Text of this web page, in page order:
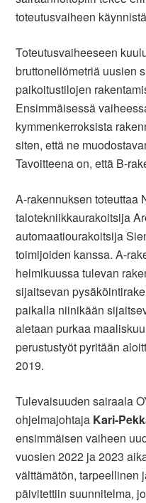
toteutusvaiheen
Toteutusvaiheeseen
bruttoneliömetriä uusien
paikoitustilojen
Ensimmäisessä
kymmenkerroksista
siten, että ne
Tavoitteena on, että B-
A-rakennuksen toteuttaa
talotekniikkaurakoitsija
automaatiourakoitsija
toimijoiden kanssa. A-
helmikuussa tulevan
sijaitsevan
paikalla niinikään
aletaan purkaa
perustustyöt pyritään
2019.
Tulevaisuuden sairaala
ohjelmajohtaja Kari-
ensimmäisen vaiheen
vuosien 2022 ja 2023
välttämätön, tarpeellinen
päivitettiin suunnitelma,